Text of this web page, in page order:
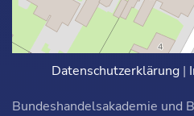
Datenschutzerklärung |
Bundeshandelsakademie und